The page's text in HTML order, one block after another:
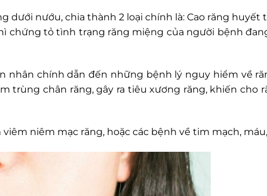
dưới nướu, chia thành 2 loại chính là: Cao răng huyết
chứng tỏ tình trạng răng miệng của người bệnh
nhân chính dẫn đến những bệnh lý nguy hiểm về
trùng chân răng, gây ra tiêu xương răng, khiến cho
niêm mạc răng, hoặc các bệnh về tim mạch,